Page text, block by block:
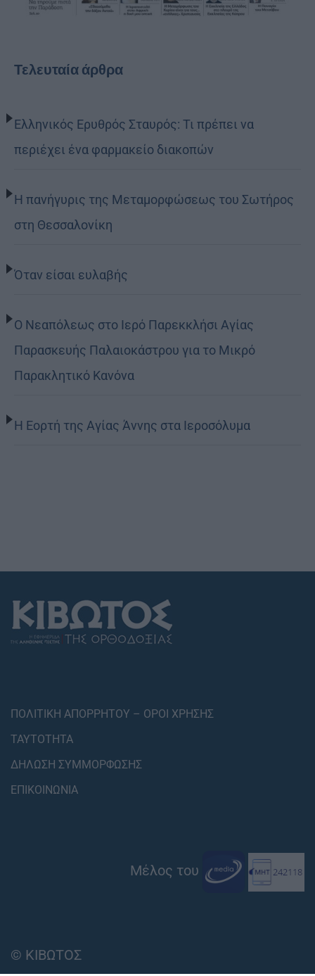
Τελευταία άρθρα
Ελληνικός Ερυθρός Σταυρός: Τι πρέπει να
περιέχει ένα φαρμακείο διακοπών
Η πανήγυρις της Μεταμορφώσεως του Σωτήρος
στη Θεσσαλονίκη
Όταν είσαι ευλαβής
Ο Νεαπόλεως στο Ιερό Παρεκκλήσι Αγίας
Παρασκευής Παλαιοκάστρου για το Μικρό
Παρακλητικό Κανόνα
Η Εορτή της Αγίας Άννης στα Ιεροσόλυμα
ΠΟΛΙΤΙΚΗ ΑΠΟΡΡΗΤΟΥ – ΟΡΟΙ ΧΡΗΣΗΣ
ΤΑΥΤΟΤΗΤΑ
ΔΗΛΩΣΗ ΣΥΜΜΟΡΦΩΣΗΣ
ΕΠΙΚΟΙΝΩΝΙΑ
Μέλος του
© ΚΙΒΩΤΟΣ